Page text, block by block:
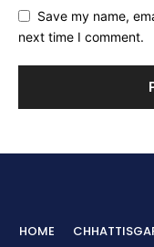
Save my name,
next time I comment.
HOME